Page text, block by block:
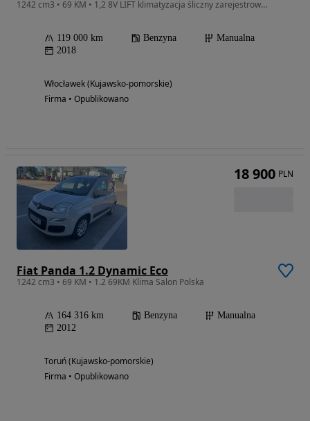
1242 cm3 • 69 KM • 1,2 8V LIFT klimatyzacja śliczny zarejestrowany
119 000 km Benzyna
Manualna
2018
Włocławek (Kujawsko-pomorskie)
Firma • Opublikowano
Fiat Panda 1.2 Dynamic Eco
1242 cm3 • 69 KM • 1.2 69KM Klima Salon Polska
164 316 km Benzyna
Manualna
2012
Toruń (Kujawsko-pomorskie)
Firma • Opublikowano
18 900 PLN